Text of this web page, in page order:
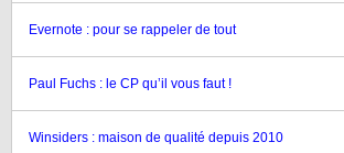
Evernote : pour se rappeler de tout
Paul Fuchs : le CP qu’il vous faut !
Winsiders : maison de qualité depuis 2010